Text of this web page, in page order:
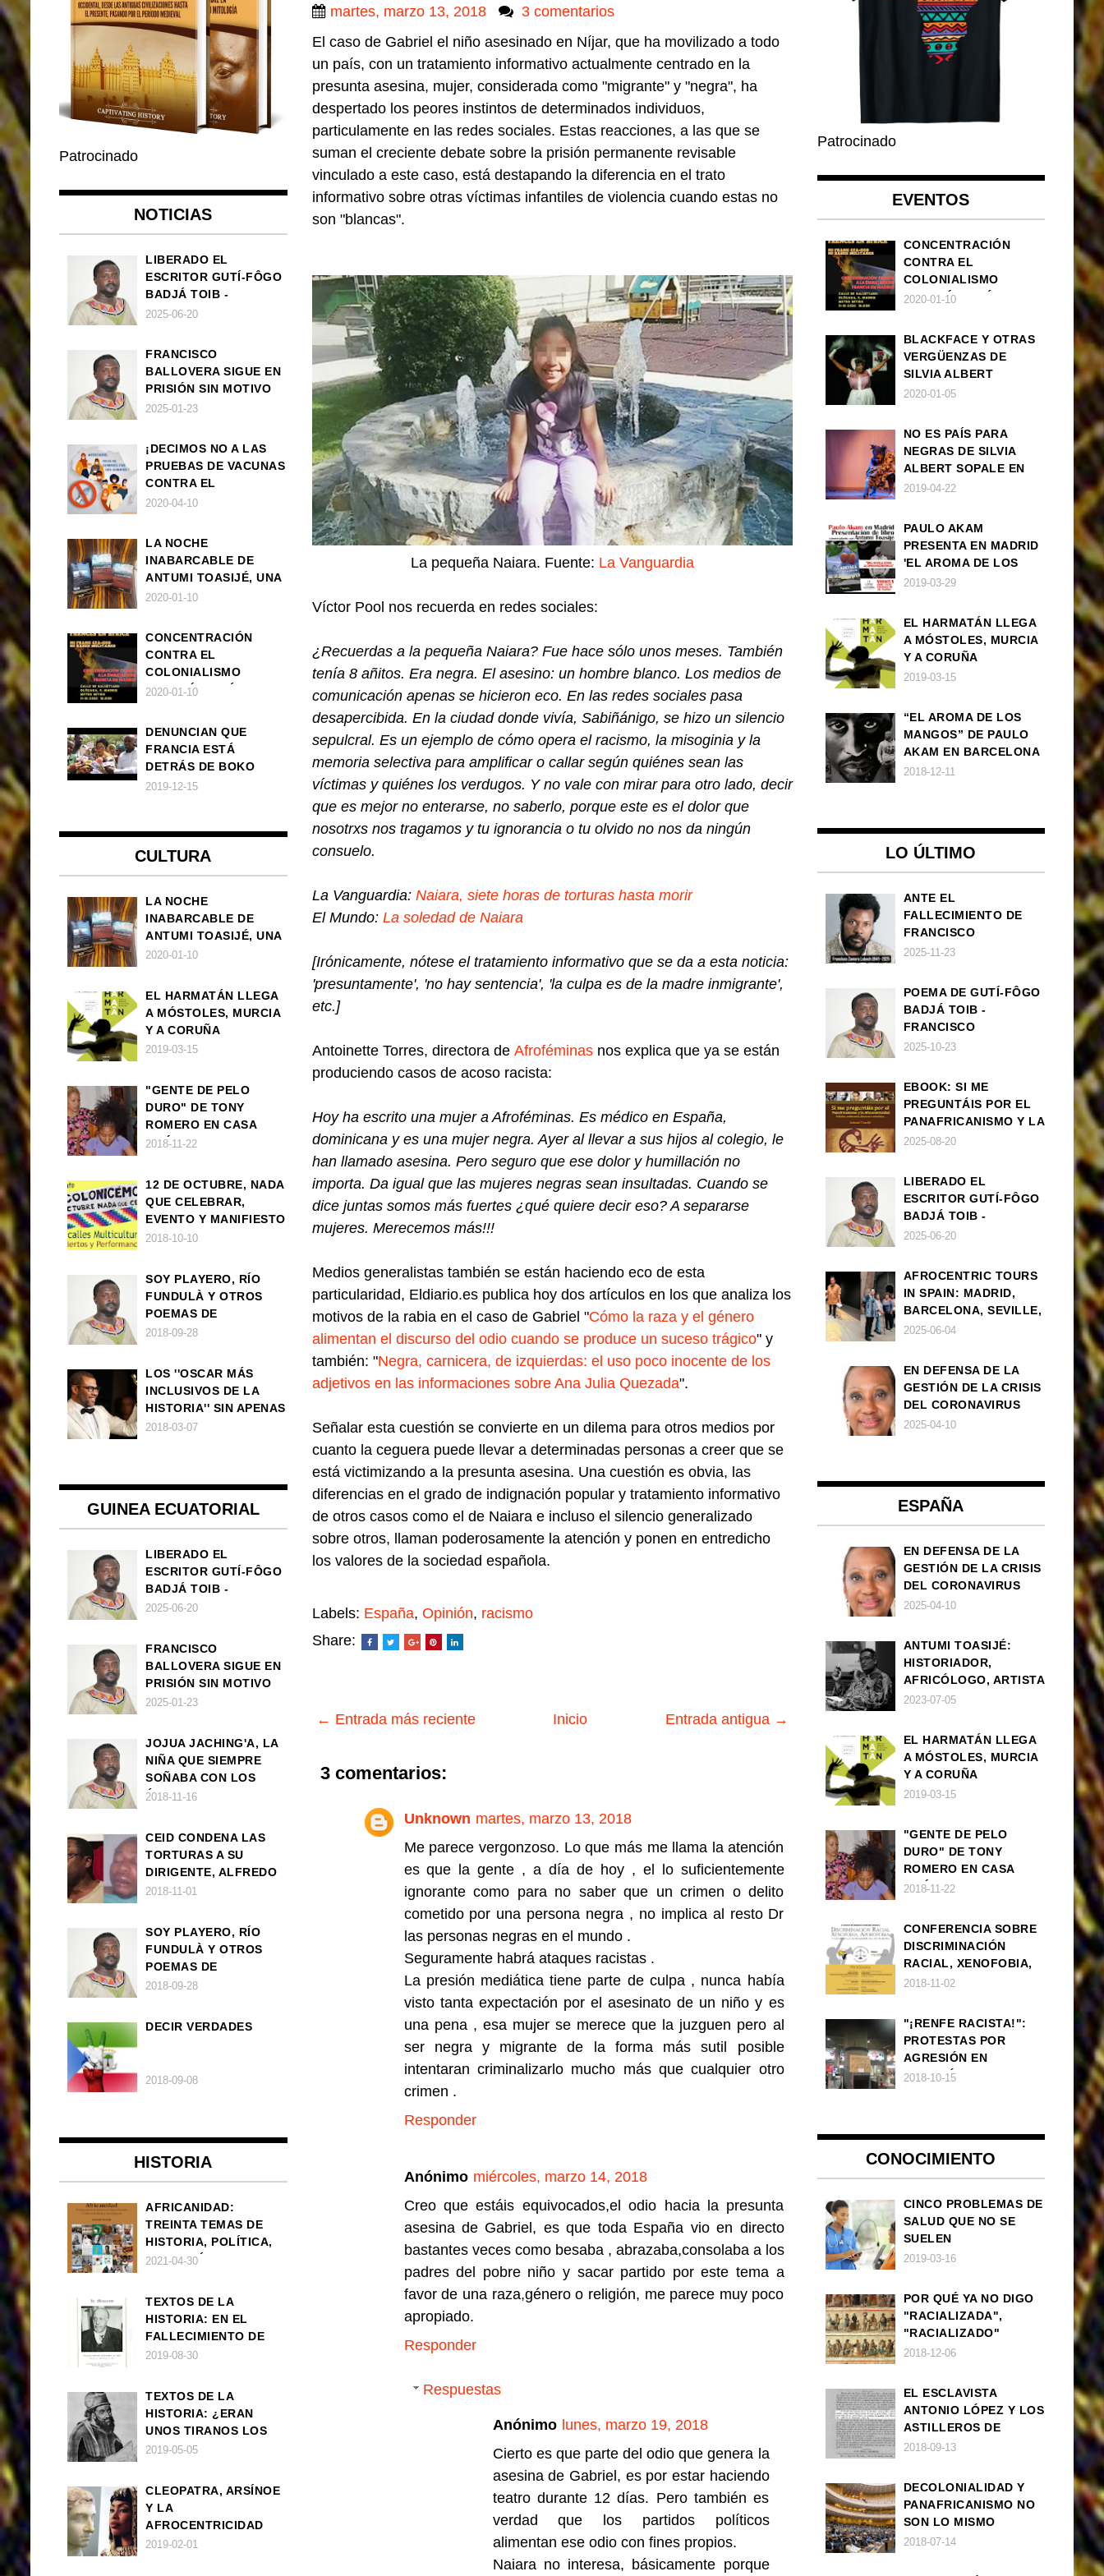
martes, marzo 13, 2018
3 comentarios
El caso de Gabriel el niño asesinado en Níjar, que ha movilizado a todo
un país, con un tratamiento informativo actualmente centrado en la
presunta asesina, mujer, considerada como"migrante" y "negra", ha
despertado los peores instintos de determinados individuos,
particulamente en las redes sociales. Estas reacciones, a las que se
suman el creciente debate sobre la prisión permanente revisable
vinculado a este caso, está destapando la diferencia en el trato
informativo sobre otras víctimas infantiles de violencia cuando estas no
son "blancas".
La pequeña Naiara. Fuente: La Vanguardia
Víctor Pool nos recuerda en redes sociales:
¿Recuerdas a la pequeña Naiara? Fue hace sólo unos meses. También
tenía 8 añitos. Era negra. El asesino: un hombre blanco. Los medios de
comunicación apenas se hicieron eco. En las redes sociales pasa
desapercibida. En la ciudad donde vivía, Sabiñánigo, se hizo un silencio
sepulcral. Es un ejemplo de cómo opera el racismo, la misoginia y la
memoria selectiva para amplificar o callar según quiénes sean las
víctimas y quiénes los verdugos. Y no vale con mirar para otro lado, decir
que es mejor no enterarse, no saberlo, porque este es el dolor que
nosotrxs nos tragamos y tu ignorancia o tu olvido no nos da ningún
consuelo.
La Vanguardia: Naiara, siete horas de torturas hasta morir
El Mundo: La soledad de Naiara
[Irónicamente, nótese el tratamiento informativo que se da a esta noticia:
'presuntamente', 'no hay sentencia', 'la culpa es de la madre inmigrante',
etc.]
Antoinette Torres, directora de Afroféminasnos explica que ya se están
produciendo casos de acoso racista:
Hoy ha escrito una mujer a Afroféminas. Es médico en España,
dominicana y es una mujer negra. Ayer al llevar a sus hijos al colegio, le
han llamado asesina. Pero seguro que ese dolor y humillación no
importa. Da igual que las mujeres negras sean insultadas. Cuando se
dice juntas somos más fuertes ¿qué quiere decir eso? A separarse
mujeres. Merecemos más!!!
Medios generalistas también se están haciendo eco de esta
particularidad, Eldiario.es publica hoy dos artículos en los que analiza los
motivos de la rabia en el caso de Gabriel "Cómo la raza y el género
alimentan el discurso del odio cuando se produce un suceso trágico" y
también: "Negra, carnicera, de izquierdas: el uso poco inocente de los
adjetivos en las informaciones sobre Ana Julia Quezada".
Señalar esta cuestión se convierte en un dilema para otros medios por
cuanto la ceguera puede llevar a determinadas personas a creer que se
está victimizando a la presunta asesina. Una cuestión es obvia, las
diferencias en el grado de indignación popular y tratamiento informativo
de otros casos como el de Naiara e incluso el silencio generalizado
sobre otros, llaman poderosamente la atención y ponen en entredicho
los valores de la sociedad española.
Labels: España, Opinión, racismo
Share:
← Entrada más reciente Entrada antigua →
Inicio
3 comentarios:
Unknown martes, marzo 13, 2018
Me parece vergonzoso. Lo que más me llama la atención
es que la gente , a día de hoy , el lo suficientemente
ignorante como para no saber que un crimen o delito
cometido por una persona negra , no implica al resto Dr
las personas negras en el mundo .
Seguramente habrá ataques racistas .
La presión mediática tiene parte de culpa , nunca había
visto tanta expectación por el asesinato de un niño y es
una pena , esa mujer se merece que la juzguen pero al
ser negra y migrante de la forma más sutil posible
intentaran criminalizarlo mucho más que cualquier otro
crimen .
Responder
Anónimo miércoles, marzo 14, 2018
Creo que estáis equivocados,el odio hacia la presunta
asesina de Gabriel, es que toda España vio en directo
bastantes veces como besaba , abrazaba,consolaba a los
padres del pobre niño y sacar partido por este tema a
favor de una raza,género o religión, me parece muy poco
apropiado.
Responder
Respuestas
Anónimo lunes, marzo 19, 2018
Cierto es que parte del odio que genera la
asesina de Gabriel, es por estar haciendo
teatro durante 12 días. Pero también es
verdad que los partidos políticos
alimentan ese odio con fines propios.
Naiara no interesa, básicamente porque
Patrocinado
NOTICIAS
LIBERADO EL
ESCRITOR GUTÍ-FÔGO
BADJÁ TOIB -
FRANCISCO
2025-06-20
FRANCISCO
BALLOVERA SIGUE EN
PRISIÓN SIN MOTIVO
ALGUNO
2025-01-23
¡DECIMOS NO A LAS
PRUEBAS DE VACUNAS
CONTRA EL
CORONAVIRUS EN
2020-04-10
LA NOCHE
INABARCABLE DE
ANTUMI TOASIJÉ, UNA
NOVELA
2020-01-10
CONCENTRACIÓN
CONTRA EL
COLONIALISMO
FRANCÉS EN ÁFRICA
2020-01-10
DENUNCIAN QUE
FRANCIA ESTÁ
DETRÁS DE BOKO
HARAM
2019-12-15
CULTURA
LA NOCHE
INABARCABLE DE
ANTUMI TOASIJÉ, UNA
NOVELA
2020-01-10
EL HARMATÁN LLEGA
A MÓSTOLES, MURCIA
Y A CORUÑA
2019-03-15
"GENTE DE PELO
DURO" DE TONY
ROMERO EN CASA
AMÉRICA
2018-11-22
12 DE OCTUBRE, NADA
QUE CELEBRAR,
EVENTO Y MANIFIESTO
2018-10-10
SOY PLAYERO, RÍO
FUNDULÀ Y OTROS
POEMAS DE
FRANCISCO
2018-09-28
LOS ''OSCAR MÁS
INCLUSIVOS DE LA
HISTORIA'' SIN APENAS
TRIUNFOS AFRO
2018-03-07
GUINEA ECUATORIAL
LIBERADO EL
ESCRITOR GUTÍ-FÔGO
BADJÁ TOIB -
FRANCISCO
2025-06-20
FRANCISCO
BALLOVERA SIGUE EN
PRISIÓN SIN MOTIVO
ALGUNO
2025-01-23
JOJUA JACHING'A, LA
NIÑA QUE SIEMPRE
SOÑABA CON LOS
ÁNGELES (UN CUENTO
2018-11-16
CEID CONDENA LAS
TORTURAS A SU
DIRIGENTE, ALFREDO
OKENVE
2018-11-01
SOY PLAYERO, RÍO
FUNDULÀ Y OTROS
POEMAS DE
FRANCISCO
2018-09-28
DECIR VERDADES
2018-09-08
HISTORIA
AFRICANIDAD:
TREINTA TEMAS DE
HISTORIA, POLÍTICA,
FILOSOFÍA Y CULTURA
2021-04-30
TEXTOS DE LA
HISTORIA: EN EL
FALLECIMIENTO DE
W.E.B. DU BOIS
2019-08-30
TEXTOS DE LA
HISTORIA: ¿ERAN
UNOS TIRANOS LOS
FARAONES?
2019-05-05
CLEOPATRA, ARSÍNOE
Y LA
AFROCENTRICIDAD
MAL ENTENDIDA
2019-02-01
Patrocinado
EVENTOS
CONCENTRACIÓN
CONTRA EL
COLONIALISMO
FRANCÉS EN ÁFRICA
2020-01-10
BLACKFACE Y OTRAS
VERGÜENZAS DE
SILVIA ALBERT
SOPALE EN MADRID
2020-01-05
NO ES PAÍS PARA
NEGRAS DE SILVIA
ALBERT SOPALE EN
BARCELONA
2019-04-22
PAULO AKAM
PRESENTA EN MADRID
'EL AROMA DE LOS
MANGOS', UNA
AFRODESCENDENCIA
2019-03-29
EL HARMATÁN LLEGA
A MÓSTOLES, MURCIA
Y A CORUÑA
2019-03-15
“EL AROMA DE LOS
MANGOS” DE PAULO
AKAM EN BARCELONA
2018-12-11
LO ÚLTIMO
ANTE EL
FALLECIMIENTO DE
FRANCISCO
ZAMORA LOBOCH
2025-11-23
POEMA DE GUTÍ-FÔGO
BADJÁ TOIB -
FRANCISCO
BALLOVERA ESTRADA:
2025-10-23
EBOOK: SI ME
PREGUNTÁIS POR EL
PANAFRICANISMO Y LA
AFROCENTRICIDAD
2025-08-20
LIBERADO EL
ESCRITOR GUTÍ-FÔGO
BADJÁ TOIB -
FRANCISCO
2025-06-20
AFROCENTRIC TOURS
IN SPAIN: MADRID,
BARCELONA, SEVILLE,
IBIZA
2025-06-04
EN DEFENSA DE LA
GESTIÓN DE LA CRISIS
DEL CORONAVIRUS
POR PARTE DEL
2025-04-10
ESPAÑA
EN DEFENSA DE LA
GESTIÓN DE LA CRISIS
DEL CORONAVIRUS
POR PARTE DEL
2025-04-10
ANTUMI TOASIJÉ:
HISTORIADOR,
AFRICÓLOGO, ARTISTA
2023-07-05
EL HARMATÁN LLEGA
A MÓSTOLES, MURCIA
Y A CORUÑA
2019-03-15
"GENTE DE PELO
DURO" DE TONY
ROMERO EN CASA
AMÉRICA
2018-11-22
CONFERENCIA SOBRE
DISCRIMINACIÓN
RACIAL, XENOFOBIA,
APOROFOBIA Y AUGE
2018-11-02
"¡RENFE RACISTA!":
PROTESTAS POR
AGRESIÓN EN
ESTACIÓN DE TREN DE
2018-10-15
CONOCIMIENTO
CINCO PROBLEMAS DE
SALUD QUE NO SE
SUELEN
DIAGNOSTICAR BIEN
2019-03-16
POR QUÉ YA NO DIGO
"RACIALIZADA",
"RACIALIZADO"
2018-12-06
EL ESCLAVISTA
ANTONIO LÓPEZ Y LOS
ASTILLEROS DE
NAVANTIA
2018-09-13
DECOLONIALIDAD Y
PANAFRICANISMO NO
SON LO MISMO
2018-07-14